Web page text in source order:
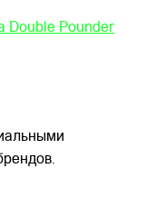
Double Pounder